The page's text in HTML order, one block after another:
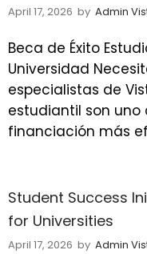
April 17, 2026 by Admin
Beca de Éxito
Universidad
especialistas de
estudiantil son
financiación más
Student Success
for Universities
April 17, 2026 by Admin